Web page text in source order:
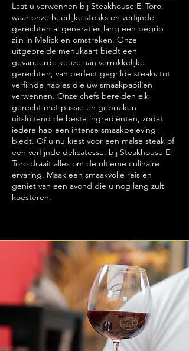
Laat u verwennen bij Steakhouse El Toro,
waar onze heerlijke steaks en verfijnde
gerechten al generaties lang een begrip
zijn in Melick en omstreken. Onze
uitgebreide menukaart biedt een
gevarieerde keuze aan verrukkelijke
gerechten, van perfect gegrilde steaks tot
verfijnde hapjes die uw smaakpapillen
verwennen. Onze chefs bereiden elk
gerecht met passie en gebruiken
uitsluitend de beste ingrediënten, zodat
iedere hap een intense smaakbeleving
biedt. Of u nu kiest voor een malse steak of
een verfijnde delicatesse, bij Steakhouse El
Toro draait alles om de ultieme culinaire
ervaring. Maak een smaakvolle reis en
geniet van een avond die u nog lang zult
koesteren.